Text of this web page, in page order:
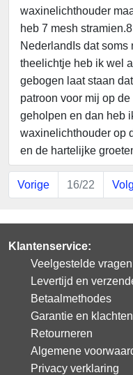
waxinelichthouder
heb 7 mesh
NederlandIs dat
theelichtje heb ik wel
gebogen laat staan
patroon voor mij op
geholpen en dan heb
waxinelichthouder op
en de hartelijke
Vorige 16/22
Klantenservice:
Veelgestelde vragen
Levertijd en
Betaalmethodes
Garantie en klachten
Retourneren
Algemene
Privacy verklaring